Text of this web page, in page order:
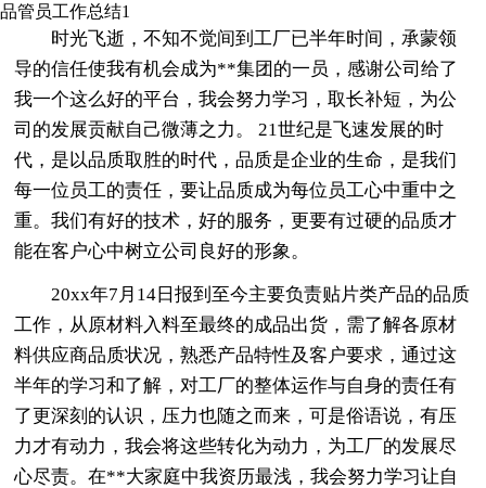
品管员工作总结1
时光飞逝，不知不觉间到工厂已半年时间，承蒙领
导的信任使我有机会成为**集团的一员，感谢公司给了
我一个这么好的平台，我会努力学习，取长补短，为公
司的发展贡献自己微薄之力。 21世纪是飞速发展的时
代，是以品质取胜的时代，品质是企业的生命，是我们
每一位员工的责任，要让品质成为每位员工心中重中之
重。我们有好的技术，好的服务，更要有过硬的品质才
能在客户心中树立公司良好的形象。
20xx年7月14日报到至今主要负责贴片类产品的品质
工作，从原材料入料至最终的成品出货，需了解各原材
料供应商品质状况，熟悉产品特性及客户要求，通过这
半年的学习和了解，对工厂的整体运作与自身的责任有
了更深刻的认识，压力也随之而来，可是俗语说，有压
力才有动力，我会将这些转化为动力，为工厂的发展尽
心尽责。在**大家庭中我资历最浅，我会努力学习让自